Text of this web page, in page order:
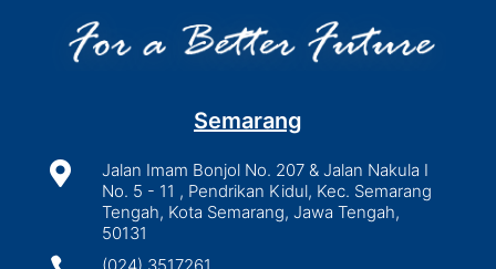
Semarang

Jalan Imam Bonjol No. 207 & Jalan Nakula I
No. 5 - 11 , Pendrikan Kidul, Kec. Semarang
Tengah, Kota Semarang, Jawa Tengah,
50131